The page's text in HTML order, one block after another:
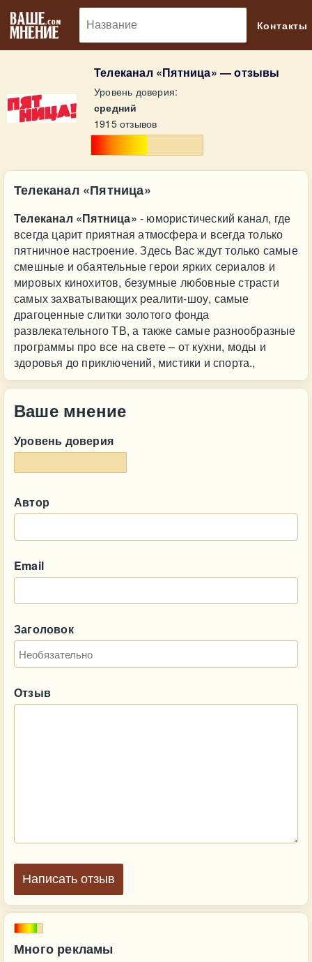
Контакты
Телеканал «Пятница» — отзывы
Уровень доверия:
средний
1915 отзывов
Много рекламы
Телеканал «Пятница»
Телеканал «Пятница» - юмористический канал, где
всегда царит приятная атмосфера и всегда только
пятничное настроение. Здесь Вас ждут только самые
смешные и обаятельные герои ярких сериалов и
мировых кинохитов, безумные любовные страсти
самых захватывающих реалити-шоу, самые
драгоценные слитки золотого фонда
развлекательного ТВ, а также самые разнообразные
программы про все на свете – от кухни, моды и
здоровья до приключений, мистики и спорта.,
Ваше мнение
Уровень доверия
Автор
Email
Заголовок
Отзыв
Написать отзыв